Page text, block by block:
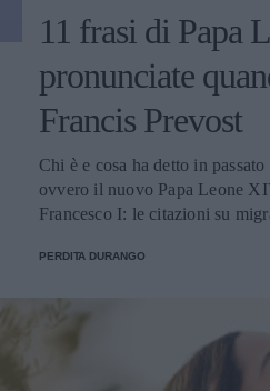
11 frasi di Papa
pronunciate
Francis Prevost
Chi è e cosa ha detto in
ovvero il nuovo Papa Leone
Francesco I: le citazioni su
PERDITA DURANGO